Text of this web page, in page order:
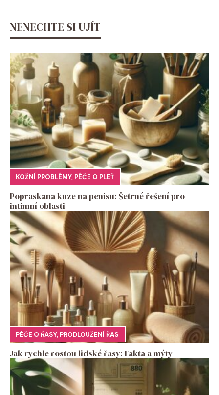
NENECHTE SI UJÍT
KOŽNÍ PROBLÉMY, PÉČE O PLEŤ
Popraskana kuze na penisu: Šetrné řešení pro
intimní oblasti
PÉČE O ŘASY, PRODLOUŽENÍ ŘAS
Jak rychle rostou lidské řasy: Fakta a mýty